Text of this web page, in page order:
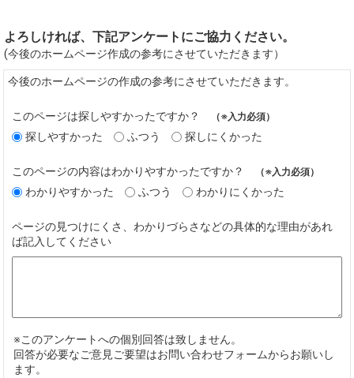
よろしければ、下記アンケートにご協力ください。
(今後のホームページ作成の参考にさせていただきます）
今後のホームページの作成の参考にさせていただきます。
このページは探しやすかったですか？ （※入力必須）
探しやすかった ふつう 探しにくかった
このページの内容はわかりやすかったですか？ （※入力必須）
わかりやすかった ふつう わかりにくかった
ページの見つけにくさ、わかりづらさなどの具体的な理由があれ
ば記入してください
※このアンケートへの個別回答は致しません。
回答が必要なご意見ご要望はお問い合わせフォームからお願いし
ます。